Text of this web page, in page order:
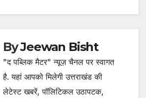
ByJeewan Bisht
"द पब्लिक मैटर" न्यूज़ चैनल पर स्वागत
है. यहां आपको मिलेगी उत्तराखंड की
लेटेस्ट खबरें, पॉलिटिकल उठापटक,